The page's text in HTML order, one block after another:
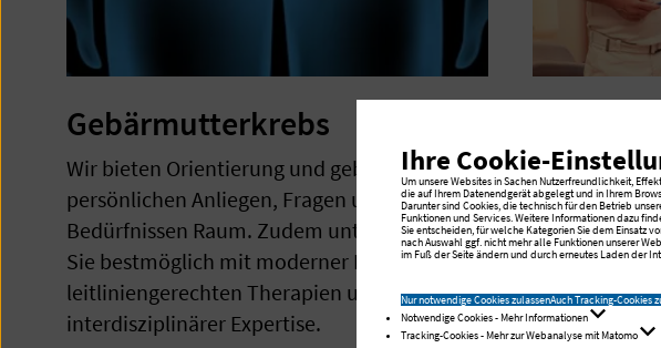
Gebärmutterkrebs
Wir bieten Orientierung und geben Ihren
persönlichen Anliegen, Fragen und
Bedürfnissen Raum. Zudem unterstützen wir
Sie bestmöglich mit moderner Diagnostik,
leitliniengerechten Therapien und
interdisziplinärer Expertise.
Im
Patientinnen
sie mit
persönlicher
Ihre Cookie-
Um unsere Websites in Sachen Nutzerfreundlichkeit,
die auf Ihrem Datenendgerät abgelegt und in Ihrem
Darunter sind Cookies, die technisch für den Betrieb
Funktionen und Services. Weitere Informationen dazu
Sie entscheiden, für welche Kategorien Sie dem Einsatz
nach Auswahl ggf. nicht mehr alle Funktionen unserer
im Fuß der Seite ändern und durch erneutes Laden der
Nur notwendige Cookies zulassenAuch Tracking-Cookies
Notwendige Cookies - Mehr Informationen
Tracking-Cookies - Mehr zur Webanalyse mit Matomo